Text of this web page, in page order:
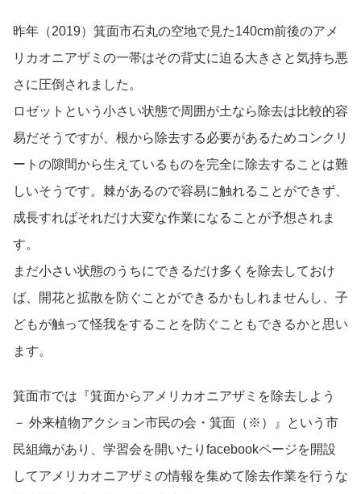
昨年（2019）箕面市石丸の空地で見た140cm前後のアメ
リカオニアザミの一帯はその背丈に迫る大きさと気持ち悪
さに圧倒されました。
ロゼットという小さい状態で周囲が土なら除去は比較的容
易だそうですが、根から除去する必要があるためコンクリ
ートの隙間から生えているものを完全に除去することは難
しいそうです。棘があるので容易に触れることができず、
成長すればそれだけ大変な作業になることが予想されま
す。
まだ小さい状態のうちにできるだけ多くを除去しておけ
ば、開花と拡散を防ぐことができるかもしれませんし、子
どもが触って怪我をすることを防ぐこともできるかと思い
ます。
箕面市では『箕面からアメリカオニアザミを除去しよう
－ 外来植物アクション市民の会・箕面（※）』という市
民組織があり、学習会を開いたりfacebookページを開設
してアメリカオニアザミの情報を集めて除去作業を行うな